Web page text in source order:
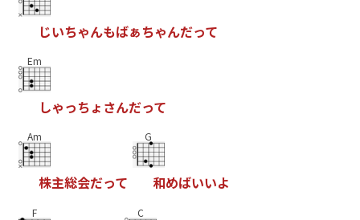
じいちゃんもばぁちゃんだって
Em
しゃっちょ さんだって
Am
株主総会だって
G
和めばいいよ
F C